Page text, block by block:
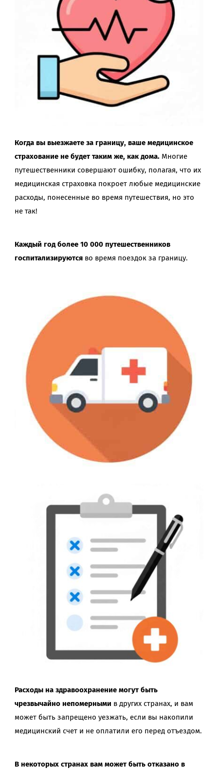
Когда вы выезжаете за границу, ваше медицинское
страхование не будет таким же, как дома.Многие
путешественники совершают ошибку, полагая, что их
медицинская страховка покроет любые медицинские
расходы, понесенные во время путешествия, но это
не так!
Каждый год более 10 000 путешественников
госпитализируютсяво время поездок за границу.
Расходы на здравоохранение могут быть
чрезвычайно непомерными в других странах, и вам
может быть запрещено уезжать, если вы накопили
медицинский счет и не оплатили его перед отъездом.
В некоторых странах вам может быть отказано в